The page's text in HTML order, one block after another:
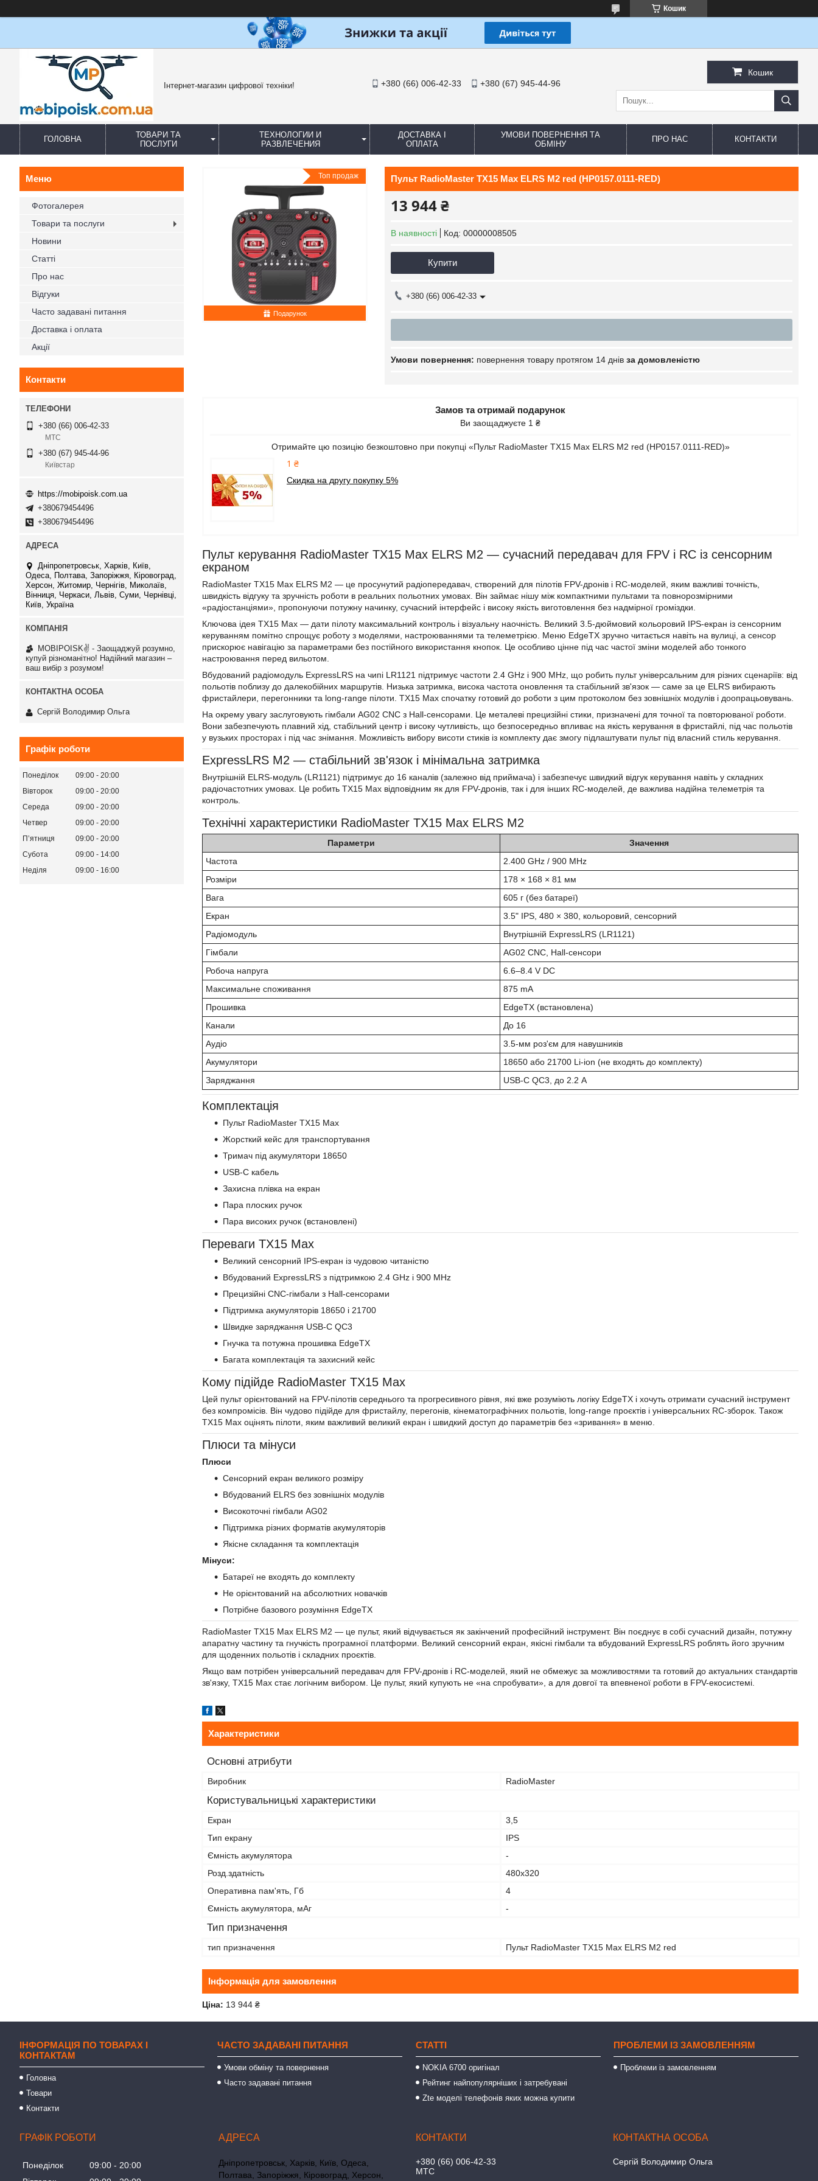
Кошик
Інтернет-магазин цифрової техніки! +380 (66) 006-42-33 +380 (67) 945-44-96
Кошик
ГОЛОВНА
ТОВАРИ ТА
ПОСЛУГИ
ТЕХНОЛОГИИ И
РАЗВЛЕЧЕНИЯ
ДОСТАВКА І
ОПЛАТА
УМОВИ ПОВЕРНЕННЯ ТА
ОБМІНУ
ПРО НАС КОНТАКТИ
Подарунок
Топ продаж Пульт RadioMaster TX15 Max ELRS M2 red (HP0157.0111-RED)
13 944 ₴
В наявності Код: 00000008505
Купити
+380 (66) 006-42-33
повернення товару протягом 14 днів за домовленістю
Замов та отримай подарунок
Ви заощаджуєте 1 ₴
Отримайте цю позицію безкоштовно при покупці «Пульт RadioMaster TX15 Max ELRS M2 red (HP0157.0111-RED)»
1 ₴
Скидка на другу покупку 5%
Пульт керування RadioMaster TX15 Max ELRS M2 — сучасний передавач для FPV і RC із сенсорним
екраном
RadioMaster TX15 Max ELRS M2 — це просунутий радіопередавач, створений для пілотів FPV-дронів і RC-моделей, яким важливі точність,
швидкість відгуку та зручність роботи в реальних польотних умовах. Він займає нішу між компактними пультами та повнорозмірними
«радіостанціями», пропонуючи потужну начинку, сучасний інтерфейс і високу якість виготовлення без надмірної громіздки.
Ключова ідея TX15 Max — дати пілоту максимальний контроль і візуальну наочність. Великий 3.5-дюймовий кольоровий IPS-екран із сенсорним
керуванням помітно спрощує роботу з моделями, настроюваннями та телеметрією. Меню EdgeTX зручно читається навіть на вулиці, а сенсор
прискорює навігацію за параметрами без постійного використання кнопок. Це особливо цінне під час частої зміни моделей або тонкого
настроювання перед вильотом.
Вбудований радіомодуль ExpressLRS на чипі LR1121 підтримує частоти 2.4 GHz і 900 MHz, що робить пульт універсальним для різних сценаріїв: від
польотів поблизу до далекобійних маршрутів. Низька затримка, висока частота оновлення та стабільний зв'язок — саме за це ELRS вибирають
фристайлери, перегонники та long-range пілоти. TX15 Max спочатку готовий до роботи з цим протоколом без зовнішніх модулів і доопрацьовувань.
На окрему увагу заслуговують гімбали AG02 CNC з Hall-сенсорами. Це металеві прецизійні стики, призначені для точної та повторюваної роботи.
Вони забезпечують плавний хід, стабільний центр і високу чутливість, що безпосередньо впливає на якість керування в фристайлі, під час польотів
у вузьких просторах і під час знімання. Можливість вибору висоти стиків із комплекту дає змогу підлаштувати пульт під власний стиль керування.
ExpressLRS M2 — стабільний зв'язок і мінімальна затримка
Внутрішній ELRS-модуль (LR1121) підтримує до 16 каналів (залежно від приймача) і забезпечує швидкий відгук керування навіть у складних
радіочастотних умовах. Це робить TX15 Max відповідним як для FPV-дронів, так і для інших RC-моделей, де важлива надійна телеметрія та
контроль.
Технічні характеристики RadioMaster TX15 Max ELRS M2
Параметри
Значення
Частота
2.400 GHz / 900 MHz
Розміри
178 × 168 × 81 мм
Вага
605 г (без батареї)
Екран
3.5" IPS, 480 × 380, кольоровий, сенсорний
Радіомодуль
Внутрішній ExpressLRS (LR1121)
Гімбали
AG02 CNC, Hall-сенсори
Робоча напруга
6.6–8.4 V DC
Максимальне споживання
875 mA
Прошивка
EdgeTX (встановлена)
Канали
До 16
Аудіо
3.5-мм роз'єм для навушників
Акумулятори
18650 або 21700 Li-ion (не входять до комплекту)
Заряджання
USB-C QC3, до 2.2 A
Комплектація
Пульт RadioMaster TX15 Max
Жорсткий кейс для транспортування
Тримач під акумулятори 18650
USB-C кабель
Захисна плівка на екран
Пара плоских ручок
Пара високих ручок (встановлені)
Переваги TX15 Max
Великий сенсорний IPS-екран із чудовою читаністю
Вбудований ExpressLRS з підтримкою 2.4 GHz і 900 MHz
Прецизійні CNC-гімбали з Hall-сенсорами
Підтримка акумуляторів 18650 і 21700
Швидке заряджання USB-C QC3
Гнучка та потужна прошивка EdgeTX
Багата комплектація та захисний кейс
Кому підійде RadioMaster TX15 Max
Цей пульт орієнтований на FPV-пілотів середнього та прогресивного рівня, які вже розуміють логіку EdgeTX і хочуть отримати сучасний інструмент
без компромісів. Він чудово підійде для фристайлу, перегонів, кінематографічних польотів, long-range проєктів і універсальних RC-зборок. Також
TX15 Max оцінять пілоти, яким важливий великий екран і швидкий доступ до параметрів без «зривання» в меню.
Плюси та мінуси
Плюси
Сенсорний екран великого розміру
Вбудований ELRS без зовнішніх модулів
Високоточні гімбали AG02
Підтримка різних форматів акумуляторів
Якісне складання та комплектація
Мінуси:
Батареї не входять до комплекту
Не орієнтований на абсолютних новачків
Потрібне базового розуміння EdgeTX
RadioMaster TX15 Max ELRS M2 — це пульт, який відчувається як закінчений професійний інструмент. Він поєднує в собі сучасний дизайн, потужну
апаратну частину та гнучкість програмної платформи. Великий сенсорний екран, якісні гімбали та вбудований ExpressLRS роблять його зручним
для щоденних польотів і складних проєктів.
Якщо вам потрібен універсальний передавач для FPV-дронів і RC-моделей, який не обмежує за можливостями та готовий до актуальних стандартів
зв'язку, TX15 Max стає логічним вибором. Це пульт, який купують не «на спробувати», а для довгої та впевненої роботи в FPV-екосистемі.
Характеристики
Основні атрибути
Виробник RadioMaster
Користувальницькі характеристики
Екран
3,5
Тип екрану
IPS
Ємність акумулятора
-
Розд.здатність
480x320
Оперативна пам'ять, Гб
4
Ємність акумулятора, мАг
-
Тип призначення
тип призначення Пульт RadioMaster TX15 Max ELRS M2 red
Інформація для замовлення
Ціна: 13 944 ₴
Фотогалерея
Товари та послуги
Новини
Статті
Про нас
Відгуки
Часто задавані питання
Доставка і оплата
Акції
Контакти
+380 (66) 006-42-33
МТС
+380 (67) 945-44-96
Київстар
https://mobipoisk.com.ua
+380679454496
+380679454496
Дніпропетровськ, Харків, Київ,
Одеса, Полтава, Запоріжжя, Кіровоград,
Херсон, Житомир, Чернігів, Миколаїв,
Вінниця, Черкаси, Львів, Суми, Чернівці,
Київ, Україна
MOBIPOISK✌ - Заощаджуй розумно,
купуй різноманітно! Надійний магазин –
ваш вибір з розумом!
Сергій Володимир Ольга
Графік роботи
Понеділок 09:00
20:00
Вівторок
09:00
20:00
Середа
09:00
20:00
Четвер
09:00
20:00
Пʼятниця
09:00
20:00
Субота
09:00
14:00
Неділя
09:00 16:00
ІНФОРМАЦІЯ ПО ТОВАРАХ І
КОНТАКТАМ
Головна
Товари
Контакти
ЧАСТО ЗАДАВАНІ ПИТАННЯ
Умови обміну та повернення
Часто задавані питання
СТАТТІ
NOKIA 6700 оригінал
Рейтинг найпопулярніших і затребувані
Zte моделі телефонів яких можна купити
ПРОБЛЕМИ ІЗ ЗАМОВЛЕННЯМ
Проблеми із замовленням
ГРАФІК РОБОТИ
Понеділок 09:00
20:00
Дніпропетровськ, Харків, Київ, Одеса,
Полтава, Запоріжжя, Кіровоград, Херсон,
+380 (66) 006-42-33
МТС
Сергій Володимир Ольга